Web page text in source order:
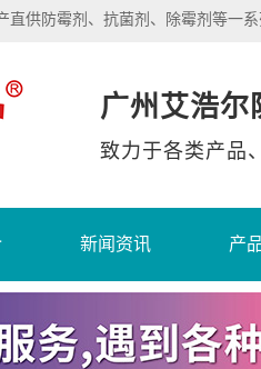
供防霉剂、抗菌剂、除霉剂等一系
广州艾浩尔
致力于各类产品
新闻资讯 产